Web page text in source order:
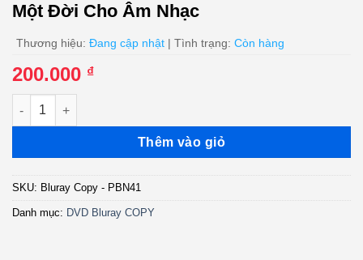
Một Đời Cho Âm Nhạc
Thương hiệu: Đang cập nhật | Tình trạng: Còn hàng
200.000 ₫
Bluray Copy - PBN 41 - Hoàng Thi Thơ Một Đời Cho Âm Nhạc
Thêm vào giỏ
SKU: Bluray Copy - PBN41
Danh mục: DVD Bluray COPY